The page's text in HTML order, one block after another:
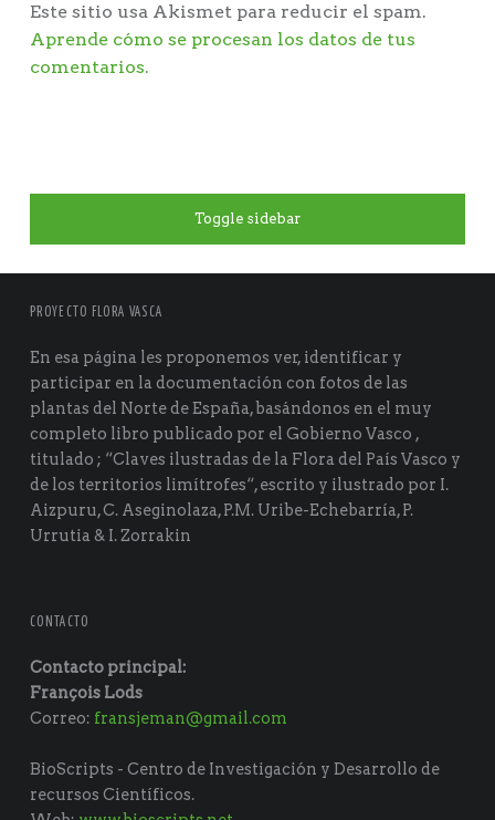
Este sitio usa Akismet para reducir el spam.
Aprende cómo se procesan los datos de tus
comentarios.
Toggle sidebar
PROYECTO FLORA VASCA
En esa página les proponemos ver, identificar y
participar en la documentación con fotos de las
plantas del Norte de España, basándonos en el muy
completo libro publicado por el Gobierno Vasco ,
titulado ; “Claves ilustradas de la Flora del País Vasco y
de los territorios limítrofes“, escrito y ilustrado por I.
Aizpuru, C. Aseginolaza, P.M. Uribe-Echebarría, P.
Urrutia & I. Zorrakin
CONTACTO
Contacto principal:
François Lods
Correo: fransjeman@gmail.com
BioScripts - Centro de Investigación y Desarrollo de
recursos Científicos.